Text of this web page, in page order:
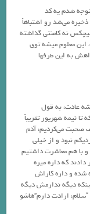
شدم یه کد
می‌شد رو اشتباهاً
نه کامنتی گذاشته
این معلوم میشه توی
به این طرفها
عادت، به قول
نیمه شهریور تقریباً
صحبت می‌کردیم، آدم
نبود و از خیلی
و با هم معاشرت داشتیم
که داره میره
شده و داره کاراش
دیگه ندارمش دیگه
ارادت دارم”هاشو